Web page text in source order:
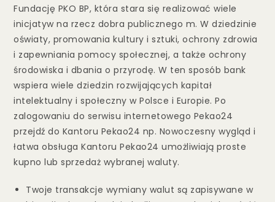
Fundację PKO BP, która stara się realizować wiele
inicjatyw na rzecz dobra publicznego m. W dziedzinie
oświaty, promowania kultury i sztuki, ochrony zdrowia
i zapewniania pomocy społecznej, a także ochrony
środowiska i dbania o przyrodę. W ten sposób bank
wspiera wiele dziedzin rozwijających kapitał
intelektualny i społeczny w Polsce i Europie. Po
zalogowaniu do serwisu internetowego Pekao24
przejdź do Kantoru Pekao24 np. Nowoczesny wygląd i
łatwa obsługa Kantoru Pekao24 umożliwiają proste
kupno lub sprzedaż wybranej waluty.
Twoje transakcje wymiany walut są zapisywane w